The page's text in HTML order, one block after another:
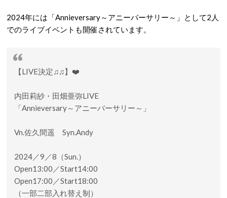
2024年には「Annieversary～アニーバーサリー～」として2人
でのライブイベントも開催されています。
【LIVE決定♫♫】❤️
内田莉紗・田畑亜弥LIVE
「Annieversary～アニーバーサリー～」
Vn.佐久間遥 Syn.Andy
2024／9／8（Sun.）
Open13:00／Start14:00
Open17:00／Start18:00
（一部二部入れ替え制）